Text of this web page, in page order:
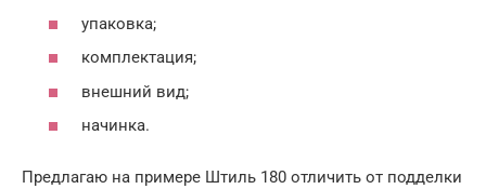
упаковка;
комплектация;
внешний вид;
начинка.
Предлагаю на примере Штиль 180 отличить от подделки